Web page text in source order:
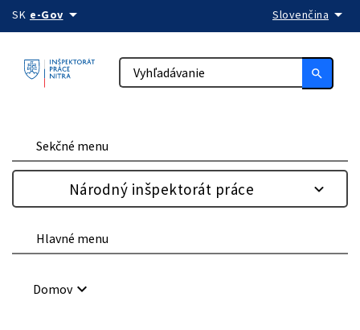
Preskočiť na obsah
SK e-Govarrow_drop_down Slovenčina arrow_drop_down
search
Sekčné menu
Národný inšpektorát práce
Hlavné menu
Domovkeyboard_arrow_down